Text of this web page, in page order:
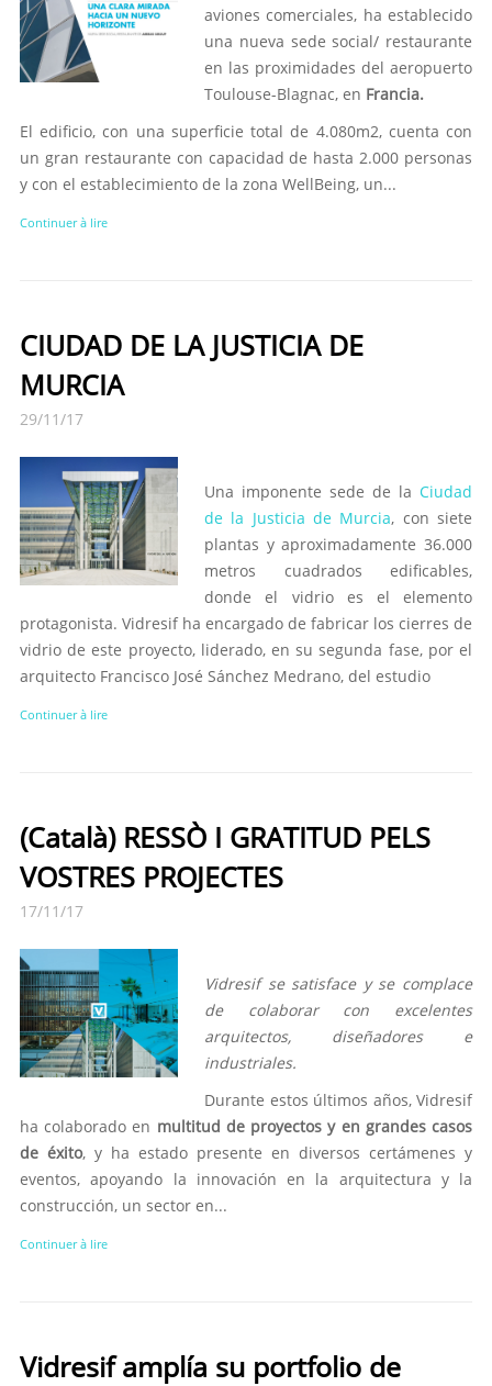
aviones comerciales, ha establecido
una nueva sede social/ restaurante
en las proximidades del aeropuerto
Toulouse-Blagnac, en Francia.
El edificio, con una superficie total de 4.080m2, cuenta con
un gran restaurante con capacidad de hasta 2.000 personas
y con el establecimiento de la zona WellBeing, un...
Continuer à lire
CIUDAD DE LA JUSTICIA DE
MURCIA
29/11/17
Una imponente sede de la Ciudad
de la Justicia de Murcia, con siete
plantas y aproximadamente 36.000
metros cuadrados edificables,
donde el vidrio es el elemento
protagonista. Vidresif ha encargado de fabricar los cierres de
vidrio de este proyecto, liderado, en su segunda fase, por el
arquitecto Francisco José Sánchez Medrano, del estudio
Continuer à lire
(Català) RESSÒ I GRATITUD PELS
VOSTRES PROJECTES
17/11/17
Vidresif se satisface y se complace
de colaborar con excelentes
arquitectos, diseñadores e
industriales.
Durante estos últimos años, Vidresif
ha colaborado en multitud de proyectos y en grandes casos
de éxito, y ha estado presente en diversos certámenes y
eventos, apoyando la innovación en la arquitectura y la
construcción, un sector en...
Continuer à lire
Vidresif amplía su portfolio de